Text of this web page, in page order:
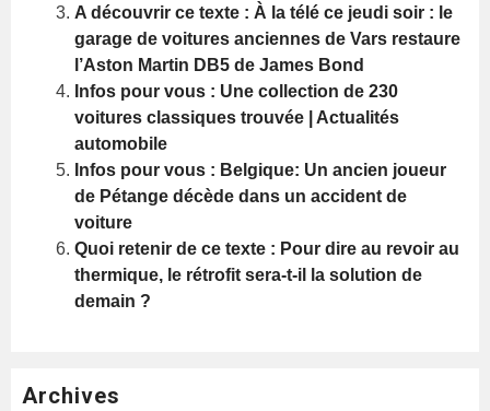
A découvrir ce texte : À la télé ce jeudi soir : le
garage de voitures anciennes de Vars restaure
l’Aston Martin DB5 de James Bond
Infos pour vous : Une collection de 230
voitures classiques trouvée | Actualités
automobile
Infos pour vous : Belgique: Un ancien joueur
de Pétange décède dans un accident de
voiture
Quoi retenir de ce texte : Pour dire au revoir au
thermique, le rétrofit sera-t-il la solution de
demain ?
Archives